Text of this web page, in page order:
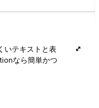
いテキストと表
なら簡単かつ